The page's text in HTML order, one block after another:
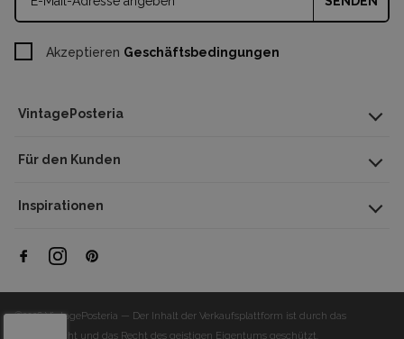
VintagePosteria
Für den Kunden
Inspirationen
Akzeptieren Geschäftsbedingungen
©2026 VintagePosteria — Der Inhalt der Verkaufsplattform ist durch das
Urheberrecht und das Recht des geistigen Eigentums geschützt.